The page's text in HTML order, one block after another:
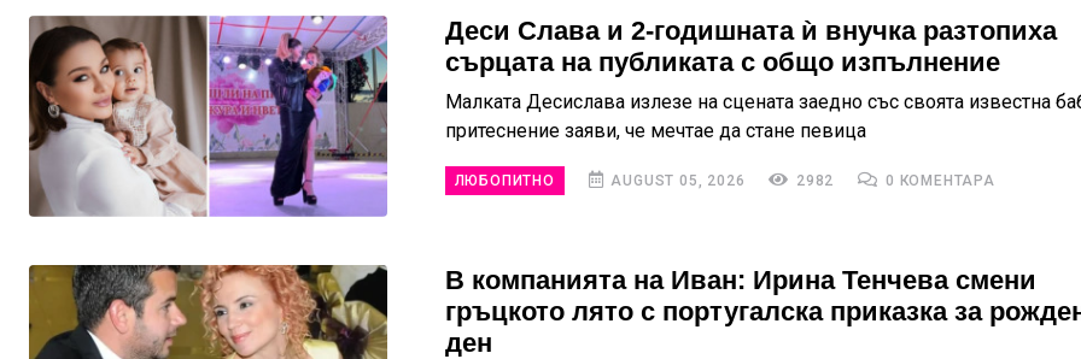
Деси Слава и 2-годишната ѝ внучка разтопиха
сърцата на публиката с общо изпълнение
Малката Десислава излезе на сцената заедно със своята известна
притеснение заяви, че мечтае да стане певица
ЛЮБОПИТНО AUGUST 05, 2026 2982 0 КОМЕНТАРА
В компанията на Иван: Ирина Тенчева смени
гръцкото лято с португалска приказка за
ден